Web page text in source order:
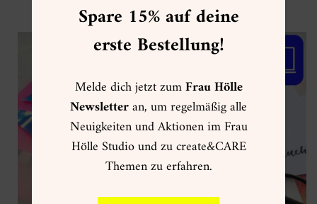
Spare 15% auf deine
erste Bestellung!
Melde dich jetzt zumFrau Hölle
Newsletteran, um regelmäßig alle
Neuigkeiten und Aktionen im Frau
Hölle Studio und zu create&CARE
Themen zu erfahren.